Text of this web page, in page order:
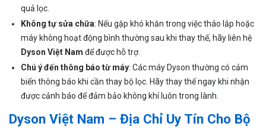
quả lọc.
Không tự sửa chữa: Nếu gặp khó khăn trong việc tháo lắp hoặc
máy không hoạt động bình thường sau khi thay thế, hãy liên hệ
Dyson Việt Nam để được hỗ trợ.
Chú ý đến thông báo từ máy: Các máy Dyson thường có cảm
biến thông báo khi cần thay bộ lọc. Hãy thay thế ngay khi nhận
được cảnh báo để đảm bảo không khí luôn trong lành.
Dyson Việt Nam – Địa Chỉ Uy Tín Cho Bộ